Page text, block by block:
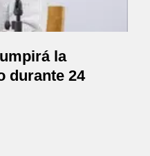
la
durante 24